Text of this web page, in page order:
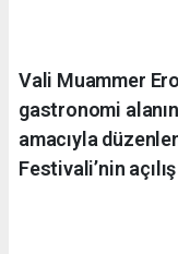
Vali Muammer
gastronomi
amacıyla
Festivali’nin